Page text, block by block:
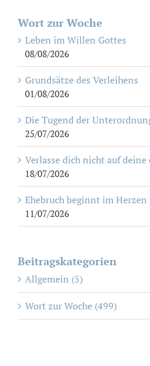
Wort zur Woche
Leben im Willen Gottes
08/08/2026
Grundsätze des Verleihens
01/08/2026
Die Tugend der
25/07/2026
Verlasse dich nicht auf
18/07/2026
Ehebruch beginnt im Herzen
11/07/2026
Beitragskategorien
Allgemein (5)
Wort zur Woche (499)